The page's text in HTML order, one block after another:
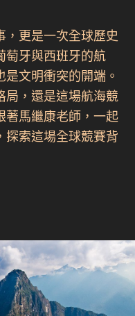
，更是一次全球歷史
萄牙與西班牙的航
文明衝突的開端。
局，還是這場航海競
著馬繼康老師，一起
探索這場全球競賽背